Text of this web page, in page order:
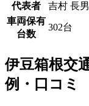
代表者
吉村 長男
車両保有
台数
302台
伊豆箱根交
例・口コミ